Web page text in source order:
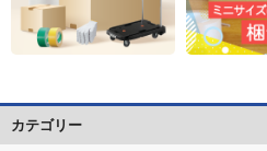
カテゴリー